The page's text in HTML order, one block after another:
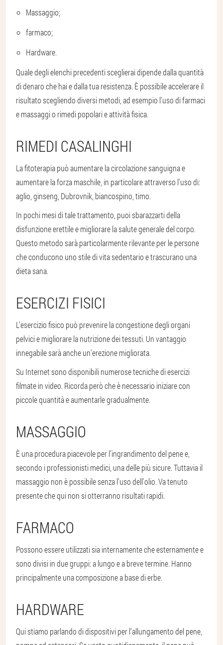
Massaggio;
farmaco;
Hardware.
Quale degli elenchi precedenti sceglierai dipende dalla quantità
di denaro che hai e dalla tua resistenza. È possibile accelerare il
risultato scegliendo diversi metodi, ad esempio l'uso di farmaci
e massaggi o rimedi popolari e attività fisica.
RIMEDI CASALINGHI
La fitoterapia può aumentare la circolazione sanguigna e
aumentare la forza maschile, in particolare attraverso l'uso di:
aglio, ginseng, Dubrovnik, biancospino, timo.
In pochi mesi di tale trattamento, puoi sbarazzarti della
disfunzione erettile e migliorare la salute generale del corpo.
Questo metodo sarà particolarmente rilevante per le persone
che conducono uno stile di vita sedentario e trascurano una
dieta sana.
ESERCIZI FISICI
L’esercizio fisico può prevenire la congestione degli organi
pelvici e migliorare la nutrizione dei tessuti. Un vantaggio
innegabile sarà anche un’erezione migliorata.
Su Internet sono disponibili numerose tecniche di esercizi
filmate in video. Ricorda però che è necessario iniziare con
piccole quantità e aumentarle gradualmente.
MASSAGGIO
È una procedura piacevole per l’ingrandimento del pene e,
secondo i professionisti medici, una delle più sicure. Tuttavia il
massaggio non è possibile senza l'uso dell'olio. Va tenuto
presente che qui non si otterranno risultati rapidi.
FARMACO
Possono essere utilizzati sia internamente che esternamente e
sono divisi in due gruppi: a lungo e a breve termine. Hanno
principalmente una composizione a base di erbe.
HARDWARE
Qui stiamo parlando di dispositivi per l’allungamento del pene,